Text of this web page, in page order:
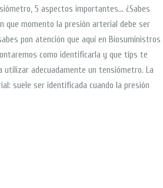
5 aspectos importantes… ¿Sabes
que momento la presión arterial debe ser
pon atención que aquí en Biosuministros
como identificarla y que tips te
utilizar adecuadamente un tensiómetro. La
suele ser identificada cuando la presión